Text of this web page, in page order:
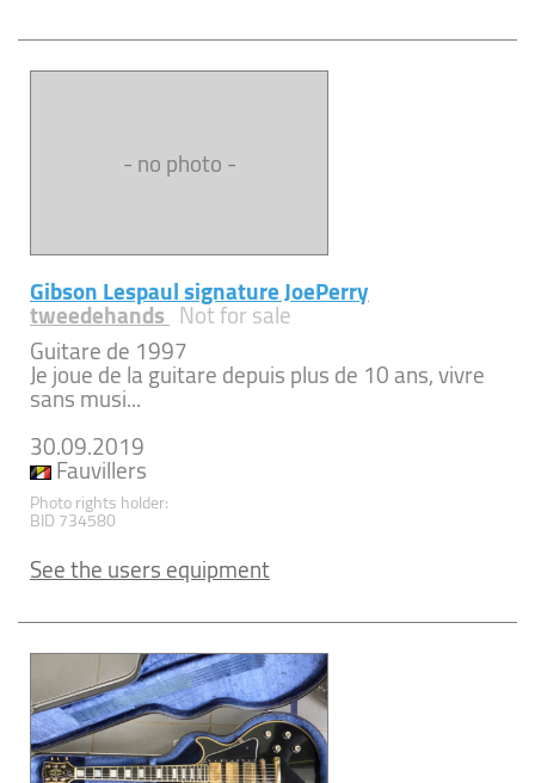
- no photo -
Gibson Lespaul signature JoePerry
tweedehands Not for sale
Guitare de 1997
Je joue de la guitare depuis plus de 10 ans, vivre
sans musi...
30.09.2019
Fauvillers
Photo rights holder:
BID 734580
See the users equipment